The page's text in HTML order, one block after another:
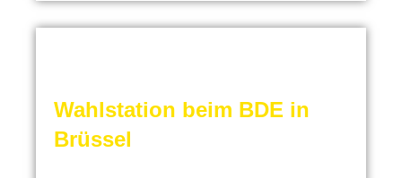
Wahlstation beim BDE in
Brüssel